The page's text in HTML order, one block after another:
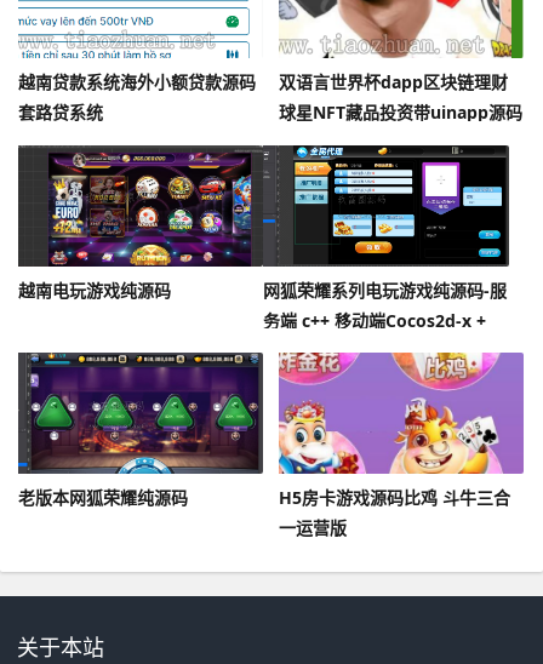
越南贷款系统海外小额贷款源码
套路贷系统
双语言世界杯dapp区块链理财
球星NFT藏品投资带uinapp源码
越南电玩游戏纯源码
网狐荣耀系列电玩游戏纯源码-服
务端 c++ 移动端Cocos2d-x +
Lua
老版本网狐荣耀纯源码
H5房卡游戏源码比鸡 斗牛三合
一运营版
关于本站